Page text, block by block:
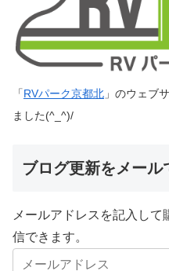
「RVパーク京都北 」のウェブ
ました(^_^)/
ブログ更新をメール
メールアドレスを記入し
信できます。